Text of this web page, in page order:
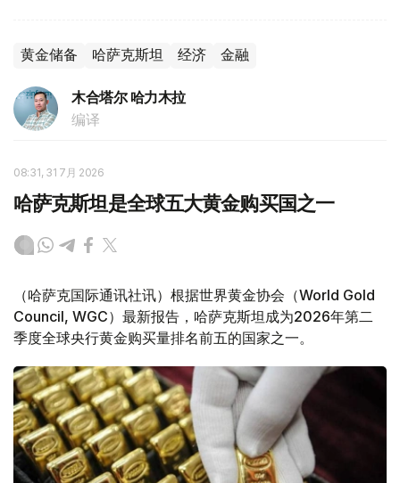
黄金储备 哈萨克斯坦 经济 金融
木合塔尔 哈力木拉
编译
08:31, 31 7月 2026
哈萨克斯坦是全球五大黄金购买国之一
（哈萨克国际通讯社讯）根据世界黄金协会（World Gold
Council, WGC）最新报告，哈萨克斯坦成为2026年第二
季度全球央行黄金购买量排名前五的国家之一。